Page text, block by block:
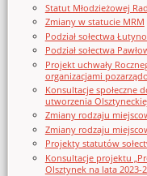
Statut Młodzieżowej
Zmiany w statucie MRM
Podział sołectwa
Podział sołectwa
Projekt uchwały
organizacjami
Konsultacje społeczne
utworzenia
Zmiany rodzaju
Zmiany rodzaju
Projekty statutów
Konsultacje projektu
Olsztynek na lata 2023-